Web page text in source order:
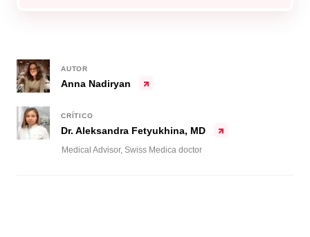
Anna Nadiryan
AUTOR
Dr. Aleksandra Fetyukhina, MD
CRÍTICO
Medical Advisor, Swiss Medica doctor